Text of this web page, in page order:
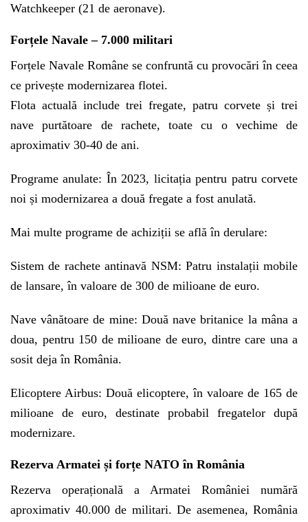
Watchkeeper (21 de aeronave).
Forțele Navale – 7.000 militari
Forțele Navale Române se confruntă cu provocări în ceea
ce privește modernizarea flotei.
Flota actuală include trei fregate, patru corvete și trei
nave purtătoare de rachete, toate cu o vechime de
aproximativ 30-40 de ani.
Programe anulate: În 2023, licitația pentru patru corvete
noi și modernizarea a două fregate a fost anulată.
Mai multe programe de achiziții se află în derulare:
Sistem de rachete antinavă NSM: Patru instalații mobile
de lansare, în valoare de 300 de milioane de euro.
Nave vânătoare de mine: Două nave britanice la mâna a
doua, pentru 150 de milioane de euro, dintre care una a
sosit deja în România.
Elicoptere Airbus: Două elicoptere, în valoare de 165 de
milioane de euro, destinate probabil fregatelor după
modernizare.
Rezerva Armatei și forțe NATO în România
Rezerva operațională a Armatei României numără
aproximativ 40.000 de militari. De asemenea, România